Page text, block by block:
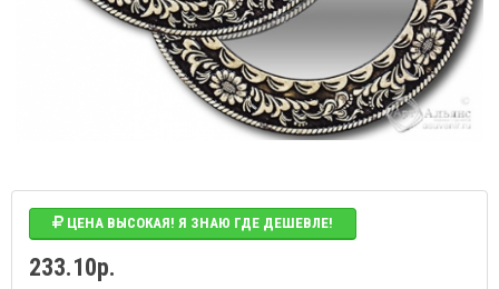
ЦЕНА ВЫСОКАЯ! Я ЗНАЮ ГДЕ ДЕШЕВЛЕ!
233.10р.